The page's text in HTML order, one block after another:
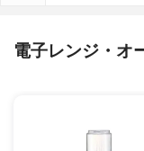
電子レンジ・オ